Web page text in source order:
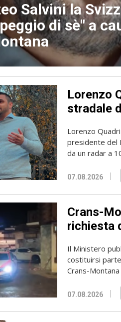
Salvini la
di sè" a
Lorenzo
stradale
Lorenzo
presidente del
da un radar a
07.08.2026
Crans-
richiesta
Il Ministero
costituirsi
Crans-Montana
07.08.2026